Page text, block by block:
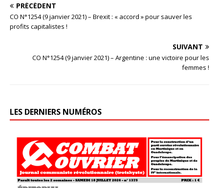
PRÉCÉDENT
CO N°1254 (9 janvier 2021) – Brexit : « accord » pour sauver les
profits capitalistes !
SUIVANT
CO N°1254 (9 janvier 2021) – Argentine : une victoire pour les
femmes !
LES DERNIERS NUMÉROS